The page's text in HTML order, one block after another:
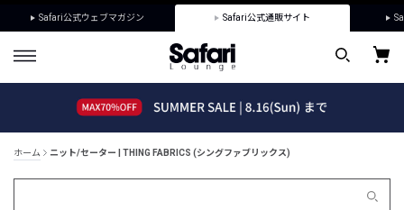
Safari公式ウェブマガジン Safari公式通販サイト
ホーム ニット/セーター | THING FABRICS (シングファブリックス)